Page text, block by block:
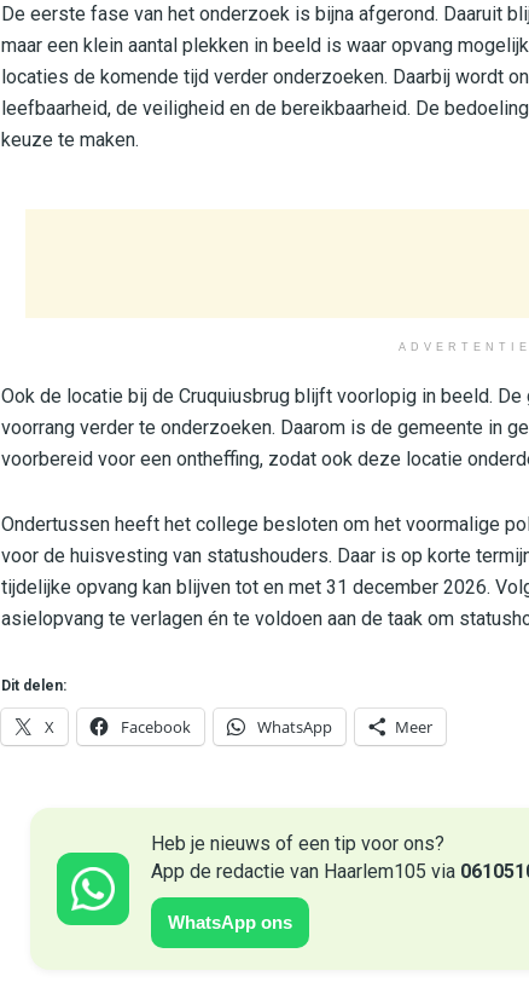
De eerste fase van het onderzoek is bijna afgerond. Daaruit
maar een klein aantal plekken in beeld is waar opvang
locaties de komende tijd verder onderzoeken. Daarbij wordt
leefbaarheid, de veiligheid en de bereikbaarheid. De
keuze te maken.
ADVERTENTIE
Ook de locatie bij de Cruquiusbrug blijft voorlopig in beeld.
voorrang verder te onderzoeken. Daarom is de gemeente in
voorbereid voor een ontheffing, zodat ook deze locatie
Ondertussen heeft het college besloten om het voormalige
voor de huisvesting van statushouders. Daar is op korte
tijdelijke opvang kan blijven tot en met 31 december 2026.
asielopvang te verlagen én te voldoen aan de taak om
Dit delen:
X Facebook WhatsApp Meer
Heb je nieuws of een tip voor ons?
App de redactie van Haarlem105 via
WhatsApp ons